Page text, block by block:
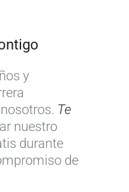
y
Te
nuestro
durante
de
e
s
v
a
s
p
a
v
e
a
d
e
f